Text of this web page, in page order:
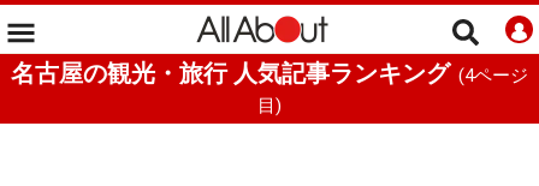
名古屋の観光・旅行 人気記事ランキング (4ページ
目)